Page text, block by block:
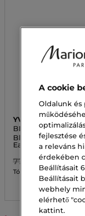
YVES SAINT
BLACK OPIUM
Black Opium Le
Eau de Parfum
77 400,00 Ft
Tól 29 260,00 Ft
3
A cookie
Oldalunk és
fejlesztése
a releváns
érdekében
Beállításait
Beállításait
webhely
elérhető
kattint.